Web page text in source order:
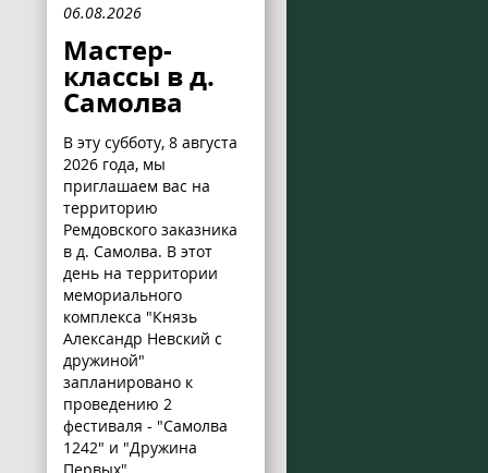
06.08.2026
Мастер-
классы в д.
Самолва
В эту субботу, 8 августа
2026 года, мы
приглашаем вас на
территорию
Ремдовского заказника
в д. Самолва. В этот
день на территории
мемориального
комплекса "Князь
Александр Невский с
дружиной"
запланировано к
проведению 2
фестиваля - "Самолва
1242" и "Дружина